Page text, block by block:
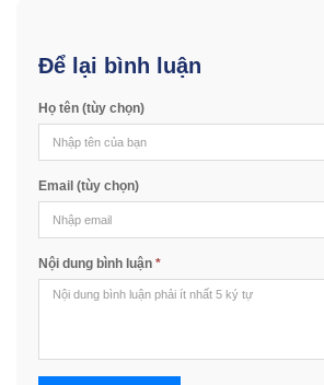
Để lại bình luận
Họ tên (tùy chọn)
Email (tùy chọn)
Nội dung bình luận *